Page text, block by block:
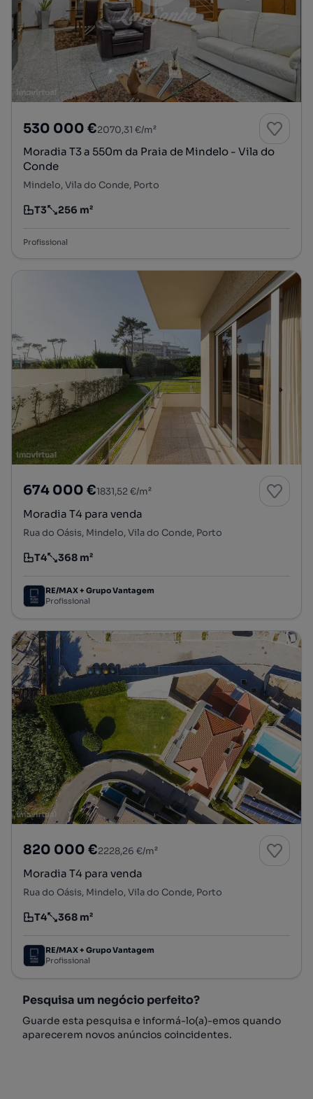
530 000 €2070,31 €/m²
Moradia T3 a 550m da Praia de Mindelo - Vila do
Conde
Mindelo, Vila do Conde, Porto
Tipologia
T3
Preço por metro quadrado
256 m²
Profissional
674 000 €1831,52 €/m²
Moradia T4 para venda
Rua do Oásis, Mindelo, Vila do Conde, Porto
Tipologia
T4
Preço por metro quadrado
368 m²
RE/MAX + Grupo Vantagem
Profissional
820 000 €2228,26 €/m²
Moradia T4 para venda
Rua do Oásis, Mindelo, Vila do Conde, Porto
Tipologia
T4
Preço por metro quadrado
368 m²
RE/MAX + Grupo Vantagem
Profissional
Pesquisa um negócio perfeito?
Guarde esta pesquisa e informá-lo(a)-emos quando
aparecerem novos anúncios coincidentes.